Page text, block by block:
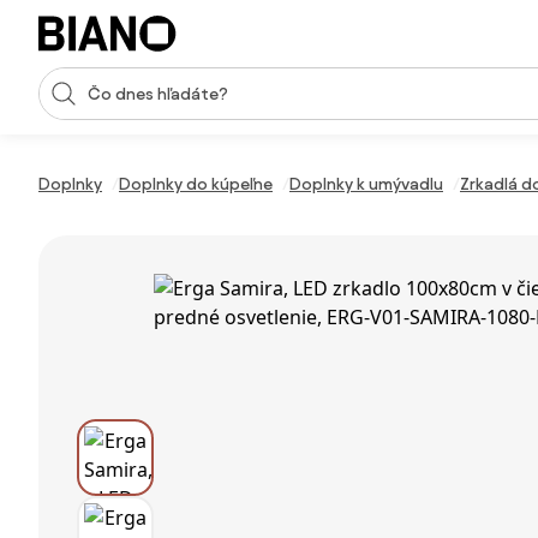
Preskočiť navigáciu, prejsť na obsah
Vstup pre vyhľadávanie
Doplnky Doplnky do kúpeľne Doplnky k umývadlu Zrkadlá